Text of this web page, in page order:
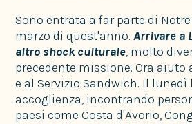
Sono entrata a far parte di
marzo di quest'anno.Arrivare a
altro shock culturale, molto
precedente missione. Ora aiuto
e al Servizio Sandwich. Il
accoglienza, incontrando
paesi come Costa d'Avorio,